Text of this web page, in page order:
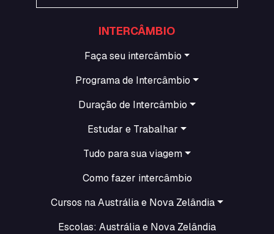
INTERCÂMBIO
Faça seu intercâmbio
Programa de Intercâmbio
Duração de Intercâmbio
Estudar e Trabalhar
Tudo para sua viagem
Como fazer intercâmbio
Cursos na Austrália e Nova Zelândia
Escolas: Austrália e Nova Zelândia